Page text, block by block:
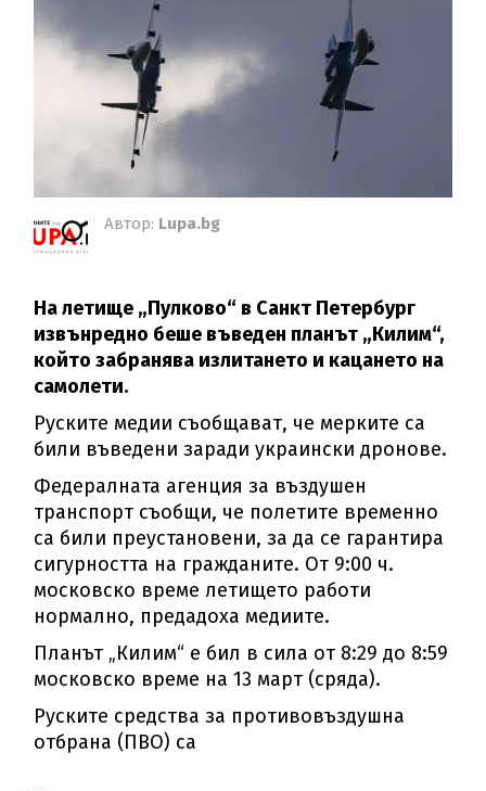
Автор: Lupa.bg
На летище „Пулково“ в Санкт Петербург
извънредно беше въведен планът „Килим“,
който забранява излитането и кацането на
самолети.
Руските медии съобщават, че мерките са
били въведени заради украински дронове.
Федералната агенция за въздушен
транспорт съобщи, че полетите временно
са били преустановени, за да се гарантира
сигурността на гражданите. От 9:00 ч.
московско време летището работи
нормално, предадоха медиите.
Планът „Килим“ е бил в сила от 8:29 до 8:59
московско време на 13 март (сряда).
Руските средства за противовъздушна
отбрана (ПВО) са